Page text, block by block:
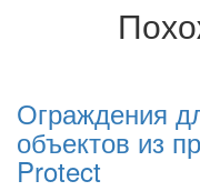
Ограждения
объектов из
Protect